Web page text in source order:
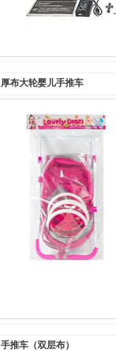
厚布大轮婴儿手推车
手推车（双层布）